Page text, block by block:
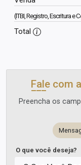
(ITBI, Registro, Escritura e
Total
Fale com
Preencha os
O que você deseja?